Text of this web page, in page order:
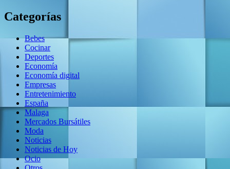
Categorías
Bebes
Cocinar
Deportes
Economía
Economía digital
Empresas
Entretenimiento
España
Malaga
Mercados Bursátiles
Moda
Noticias
Noticias de Hoy
Ocio